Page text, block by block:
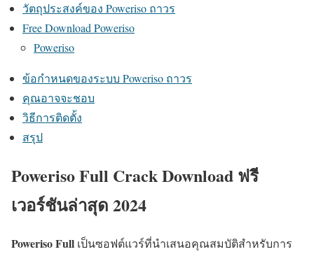
วัตถุประสงค์ของ Poweriso ถาวร
Free Download Poweriso
Poweriso
ข้อกำหนดของระบบ Poweriso ถาวร
คุณอาจจะชอบ
วิธีการติดตั้ง
สรุป
Poweriso Full Crack Download ฟรี
เวอร์ชันล่าสุด 2024
Poweriso Full เป็นซอฟต์แวร์ที่นำเสนอคุณสมบัติสำหรับการ